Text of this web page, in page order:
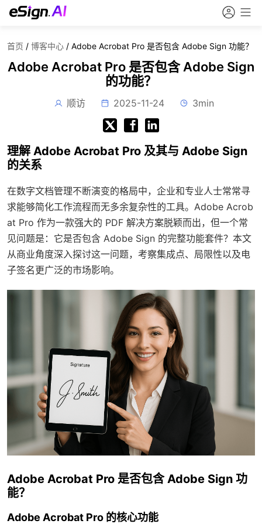
首页 / 博客中心 / Adobe Acrobat Pro 是否包含 Adobe Sign 功能？
Adobe Acrobat Pro 是否包含 Adobe Sign
的功能？
顺访 2025-11-24 3min
理解 Adobe Acrobat Pro 及其与 Adobe Sign
的关系
在数字文档管理不断演变的格局中，企业和专业人士常常寻
求能够简化工作流程而无多余复杂性的工具。Adobe Acrob
at Pro 作为一款强大的 PDF 解决方案脱颖而出，但一个常
见问题是：它是否包含 Adobe Sign 的完整功能套件？本文
从商业角度深入探讨这一问题，考察集成点、局限性以及电
子签名更广泛的市场影响。
Adobe Acrobat Pro 是否包含 Adobe Sign 功
能？
Adobe Acrobat Pro 的核心功能